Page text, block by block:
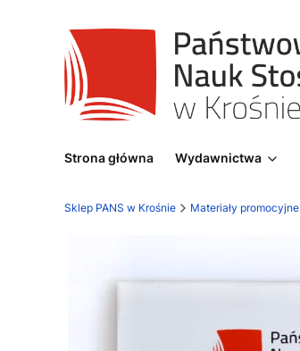
Strona główna Wydawnictwa
Sklep PANS w Krośnie Materiały promocyjne